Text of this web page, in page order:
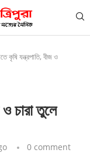
কৃষি যন্ত্রপাতি, বীজ ও
চারা তুলে
0 comment